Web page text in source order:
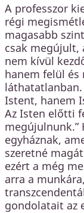
A professzor
régi
magasabb
csak megújult,
nem kívül
hanem felül és
Istent, hanem
Az Isten előtti
megújulnunk.”
egyháznak,
szeretné
ezért a még
arra a
gondolatait az